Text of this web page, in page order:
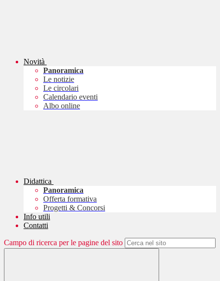
Novità
Panoramica
Le notizie
Le circolari
Calendario eventi
Albo online
Didattica
Panoramica
Offerta formativa
Progetti & Concorsi
Info utili
Contatti
Campo di ricerca per le pagine del sito